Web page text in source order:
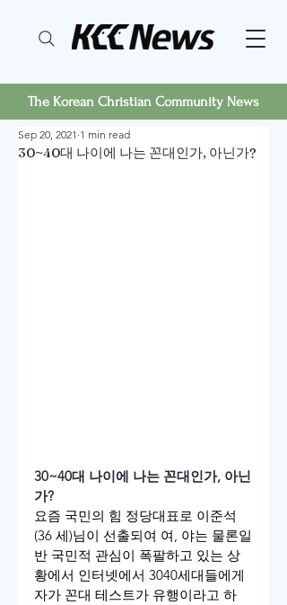
The Korean Christian Community News
30~40대 나이에 나는 꼰대인가, 아닌가?
Sep 20, 2021 1 min read
30~40대 나이에 나는 꼰대인가, 아닌
가?
요즘 국민의 힘 정당대표로 이준석
(36 세)님이 선출되여 여, 야는 물론일
반 국민적 관심이 폭팔하고 있는 상
황에서 인터넷에서 3040세대들에게
자가 꼰대 테스트가 유행이라고 하